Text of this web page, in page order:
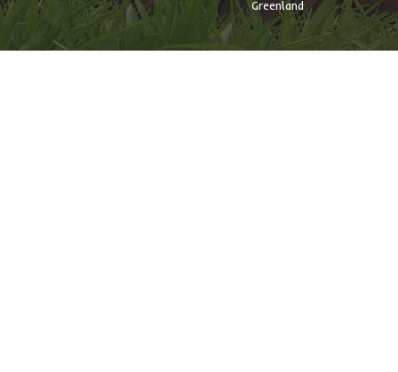
Greenland